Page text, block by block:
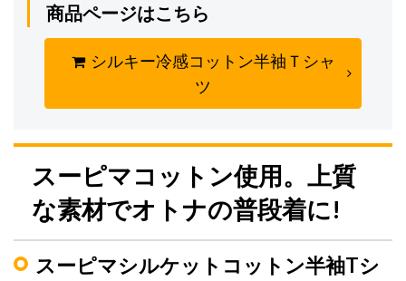
商品ページはこちら
シルキー冷感コットン半袖Ｔシャ
ツ
スーピマコットン使用。上質
な素材でオトナの普段着に!
スーピマシルケットコットン半袖Tシ